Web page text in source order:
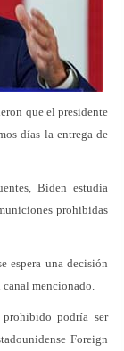
que el presidente
días la entrega de
Biden estudia
prohibidas
espera una decisión
mencionado.
prohibido podría ser
Foreign